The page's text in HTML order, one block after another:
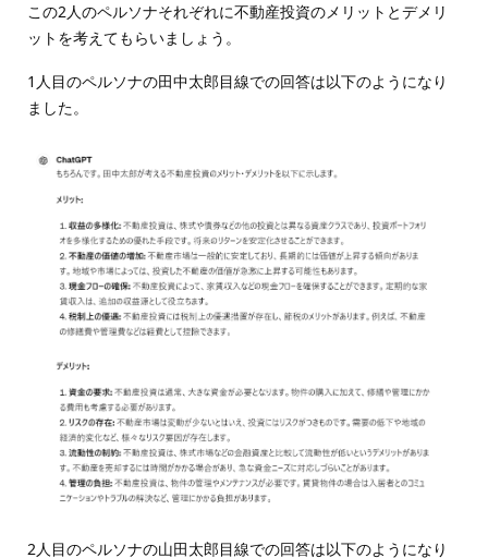
この2人のペルソナそれぞれに不動産投資のメリットとデメリ
ットを考えてもらいましょう。
1人目のペルソナの田中太郎目線での回答は以下のようになり
ました。
2人目のペルソナの山田太郎目線での回答は以下のようになり